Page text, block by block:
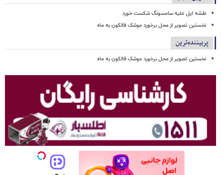
نقشه اپل علیه سامسونگ شکست خورد
نخستین تصویر از محل برخورد موشک فالکون به ماه
پربیننده‌ترین
نخستین تصویر از محل برخورد موشک فالکون به ماه